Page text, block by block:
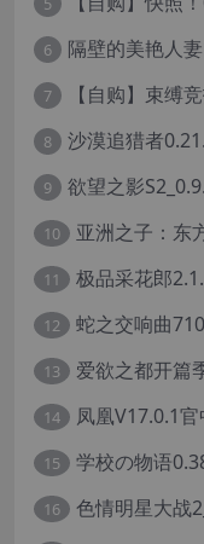
6
7
8
9
10
11
12
13
14
15
16